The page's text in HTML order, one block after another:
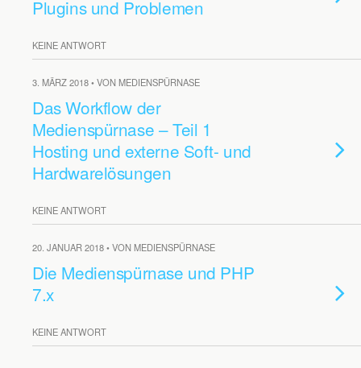
Plugins und Problemen
KEINE ANTWORT
3. MÄRZ 2018 • VON MEDIENSPÜRNASE
Das Workflow der
Medienspürnase – Teil 1
Hosting und externe Soft- und
Hardwarelösungen
KEINE ANTWORT
20. JANUAR 2018 • VON MEDIENSPÜRNASE
Die Medienspürnase und PHP
7.x
KEINE ANTWORT